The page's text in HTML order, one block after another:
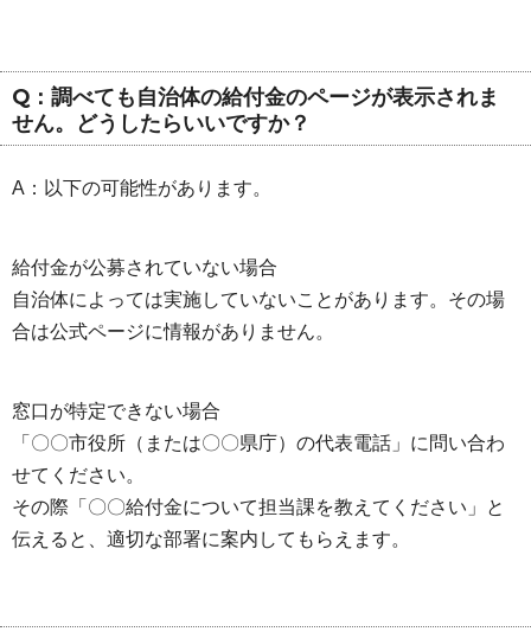
Q：調べても自治体の給付金のページが表示されま
せん。どうしたらいいですか？
A：以下の可能性があります。
給付金が公募されていない場合
自治体によっては実施していないことがあります。その場
合は公式ページに情報がありません。
窓口が特定できない場合
「〇〇市役所（または〇〇県庁）の代表電話」に問い合わ
せてください。
その際「〇〇給付金について担当課を教えてください」と
伝えると、適切な部署に案内してもらえます。